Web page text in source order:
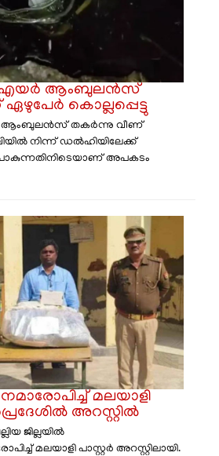
എയർ ആംബുലൻസ്
കൊല്ലപ്പെട്ടു
ആംബുലൻസ് തകർന്നു വീണ്
നിന്ന് ഡൽഹിയിലേക്ക്
അപകടം
മലയാളി
അറസ്റ്റിൽ
ജില്ലയിൽ
മലയാളി പാസ്റ്റർ അറസ്റ്റിലായി.